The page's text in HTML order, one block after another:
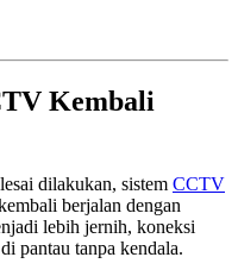
Kembali
dilakukan, sistem CCTV
berjalan dengan
lebih jernih, koneksi
pantau tanpa kendala.